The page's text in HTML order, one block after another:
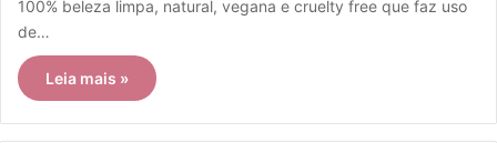
100% beleza limpa, natural, vegana e cruelty free que faz uso
de…
Leia mais »